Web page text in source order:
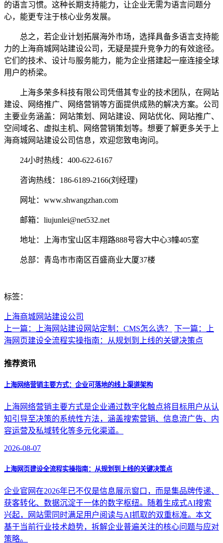
的语言习惯。这种长期支持能力，让企业无需为语言问题分
心，能更专注于核心业务发展。
总之，若企业计划拓展海外市场，选择具备多语言支持能
力的上海商城网站建设公司，无疑是提升竞争力的有效途径。
它们的技术、设计与服务能力，能为企业搭建起一座连接全球
用户的桥梁。
上海多荣多科技有限公司凭借其专业的技术团队，在网站
建设、网络推广、网络营销等方面提供成熟的解决方案。公司
主要业务涵盖：网站策划、网站建设、网站优化、网站推广、
空间域名、虚拟主机、网络营销策划等。想要了解更多关于上
海商城网站建设公司信息，欢迎您致电询问。
24小时热线：400-622-6167
咨询热线：186-6189-2166(刘经理)
网址：www.shwangzhan.com
邮箱：liujunlei@net532.net
地址：上海市宝山区丰翔路888号容大中心3幢405室
总部：青岛市市南区百盛商业大厦37楼
标签：
上海商城网站建设公司
上一篇：上海网站建设网站定制：CMS怎么选？
下一篇：上
海网页建设全流程实操指南：从规划到上线的关键决策点
推荐资讯
上海网络营销主要方式：企业可落地的线上渠道架构
上海网络营销主要方式是企业通过数字化触点将目标用户从认
知引导至决策的系统性方法，涵盖搜索营销、信息流广告、内
容运营及私域转化等多元化渠道。
2026-08-07
上海网页建设全流程实操指南：从规划到上线的关键决策点
企业官网在2026年已不仅是信息展示窗口，而是集品牌传递、
获客转化、数据沉淀于一体的数字枢纽。随着生成式AI搜索
兴起，网站需同时满足用户阅读与AI抓取的双重标准。本文
基于当前行业技术趋势，拆解企业普遍关注的核心问题与应对
策略。